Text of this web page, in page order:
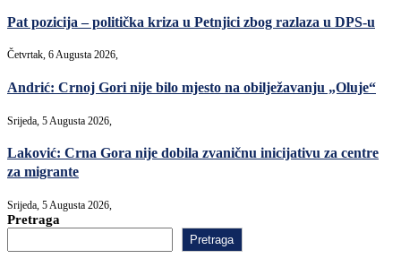
Pat pozicija – politička kriza u Petnjici zbog razlaza u DPS-u
Četvrtak, 6 Augusta 2026,
Andrić: Crnoj Gori nije bilo mjesto na obilježavanju „Oluje“
Srijeda, 5 Augusta 2026,
Laković: Crna Gora nije dobila zvaničnu inicijativu za centre
za migrante
Srijeda, 5 Augusta 2026,
Pretraga
Pretraga